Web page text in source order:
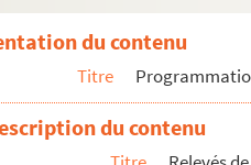
La façon de se donner. 1925
Le faiseur : adaptation en 3 actes.
ça pour moi... ! : opérette en 3
et ses gens. 1927
du contenu
Titre
du contenu